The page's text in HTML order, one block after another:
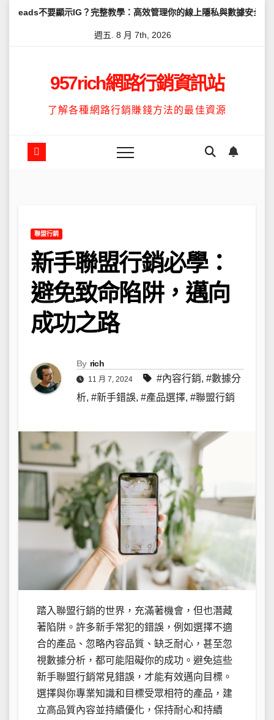
顯示IG？完整教學：高效管理你的線上隱私與數據安全 怎麼讓
週五. 8 月 7th, 2026
957rich網路行銷資訊站
了解各種網路行銷賺錢方法的最佳資源
聯盟行銷
新手聯盟行銷必學：
避免致命陷阱，邁向
成功之路
By rich
11 月 7, 2024 #內容行銷, #數據分
析, #新手錯誤, #產品選擇, #聯盟行銷
踏入聯盟行銷的世界，充滿著機會，但也潛藏
著陷阱。許多新手常犯的錯誤，例如選擇不適
合的產品、忽略內容品質、缺乏耐心，甚至忽
視數據分析，都可能阻礙你的成功。避免這些
新手聯盟行銷常見錯誤，才能有效邁向目標。
選擇與你專業知識和目標受眾相符的產品，建
立高品質內容並持續優化，保持耐心和持續